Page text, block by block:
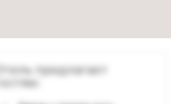
Отель предлагает
гостям: